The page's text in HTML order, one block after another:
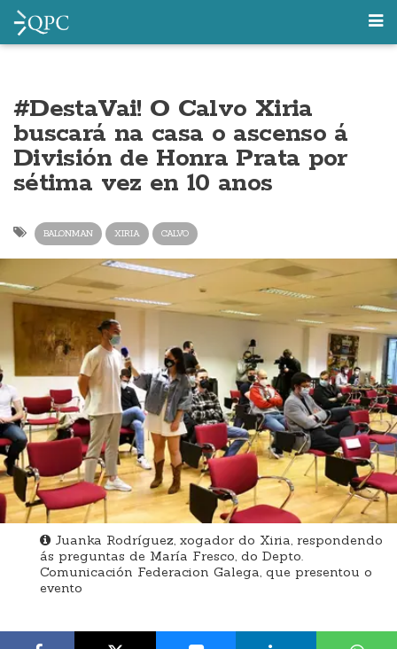
#DestaVai! O Calvo Xiria
buscará na casa o ascenso á
División de Honra Prata por
sétima vez en 10 anos
BALONMAN XIRIA CALVO
Juanka Rodríguez, xogador do Xiria, respondendo
ás preguntas de María Fresco, do Depto.
Comunicación Federacion Galega, que presentou o
evento